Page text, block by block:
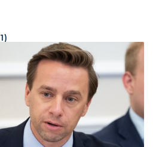
1)